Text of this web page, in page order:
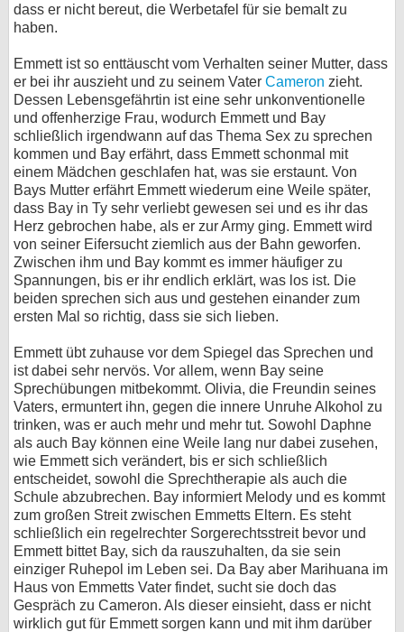
dass er nicht bereut, die Werbetafel für sie bemalt zu
haben.
Emmett ist so enttäuscht vom Verhalten seiner Mutter, dass
er bei ihr auszieht und zu seinem Vater Cameron zieht.
Dessen Lebensgefährtin ist eine sehr unkonventionelle
und offenherzige Frau, wodurch Emmett und Bay
schließlich irgendwann auf das Thema Sex zu sprechen
kommen und Bay erfährt, dass Emmett schonmal mit
einem Mädchen geschlafen hat, was sie erstaunt. Von
Bays Mutter erfährt Emmett wiederum eine Weile später,
dass Bay in Ty sehr verliebt gewesen sei und es ihr das
Herz gebrochen habe, als er zur Army ging. Emmett wird
von seiner Eifersucht ziemlich aus der Bahn geworfen.
Zwischen ihm und Bay kommt es immer häufiger zu
Spannungen, bis er ihr endlich erklärt, was los ist. Die
beiden sprechen sich aus und gestehen einander zum
ersten Mal so richtig, dass sie sich lieben.
Emmett übt zuhause vor dem Spiegel das Sprechen und
ist dabei sehr nervös. Vor allem, wenn Bay seine
Sprechübungen mitbekommt. Olivia, die Freundin seines
Vaters, ermuntert ihn, gegen die innere Unruhe Alkohol zu
trinken, was er auch mehr und mehr tut. Sowohl Daphne
als auch Bay können eine Weile lang nur dabei zusehen,
wie Emmett sich verändert, bis er sich schließlich
entscheidet, sowohl die Sprechtherapie als auch die
Schule abzubrechen. Bay informiert Melody und es kommt
zum großen Streit zwischen Emmetts Eltern. Es steht
schließlich ein regelrechter Sorgerechtsstreit bevor und
Emmett bittet Bay, sich da rauszuhalten, da sie sein
einziger Ruhepol im Leben sei. Da Bay aber Marihuana im
Haus von Emmetts Vater findet, sucht sie doch das
Gespräch zu Cameron. Als dieser einsieht, dass er nicht
wirklich gut für Emmett sorgen kann und mit ihm darüber